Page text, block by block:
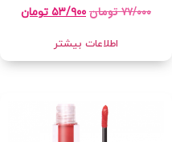
۷۷/۰۰۰تومان ۵۳/۹۰۰ تومان
اطلاعات بیشتر